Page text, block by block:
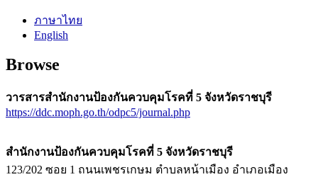
ภาษาไทย
English
Browse
วารสารสำนักงานป้องกันควบคุมโรคที่ 5 จังหวัดราชบุรี
https://ddc.moph.go.th/odpc5/journal.php
สำนักงานป้องกันควบคุมโรคที่ 5 จังหวัดราชบุรี
123/202 ซอย 1 ถนนเพชรเกษม ตำบลหน้าเมือง อำเภอเมือง